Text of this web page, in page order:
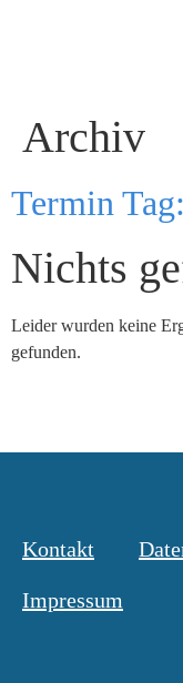
Archiv
Termin Tag:
Nichts
Leider wurden keine
gefunden.
Kontakt
Impressum